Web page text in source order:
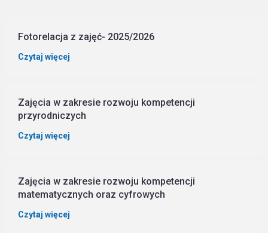
Fotorelacja z zajęć- 2025/2026
Czytaj więcej
Zajęcia w zakresie rozwoju kompetencji
przyrodniczych
Czytaj więcej
Zajęcia w zakresie rozwoju kompetencji
matematycznych oraz cyfrowych
Czytaj więcej